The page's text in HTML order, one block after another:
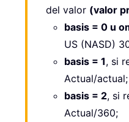
del valor (valor
basis = 0 u
US (NASD)
basis = 1, si
Actual/actual;
basis = 2, si
Actual/360;